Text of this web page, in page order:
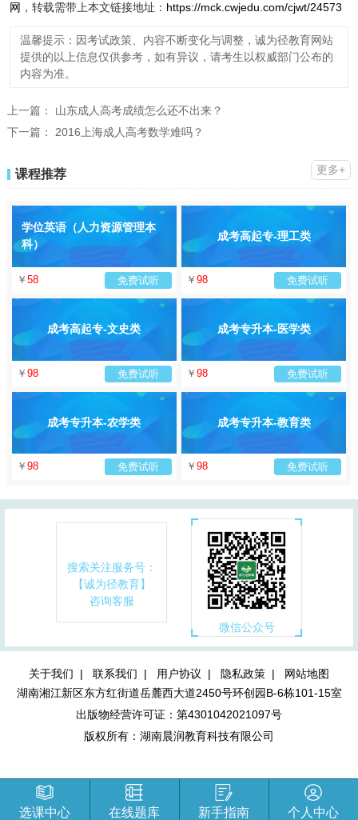
网 ，转载需带上本文链接地址： https://mck.cwjedu.com/cjwt/24573
温馨提示：因考试政策、内容不断变化与调整，诚为径教育网站
提供的以上信息仅供参考，如有异议，请考生以权威部门公布的
内容为准。
上一篇： 山东成人高考成绩怎么还不出来？
下一篇： 2016上海成人高考数学难吗？
课程推荐 更多+
学位英语（人力资源管理本
科）
￥ 58 免费试听
成考高起专-理工类
￥ 98 免费试听
成考高起专-文史类
￥ 98 免费试听
成考专升本-医学类
￥ 98 免费试听
成考专升本-农学类
￥ 98 免费试听
成考专升本-教育类
￥ 98 免费试听
搜索关注服务号：
【诚为径教育】
咨询客服
微信公众号
关于我们 | 联系我们 | 用户协议 | 隐私政策 |
网站地图
湖南湘江新区东方红街道岳麓西大道2450号环创园B-6栋101-15室
出版物经营许可证：第4301042021097号
版权所有：湖南晨润教育科技有限公司
选课中心 在线题库 新手指南 个人中心